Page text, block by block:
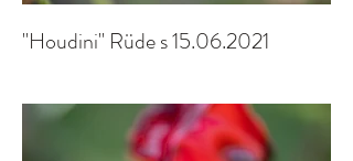
"Houdini" Rüde s 15.06.2021